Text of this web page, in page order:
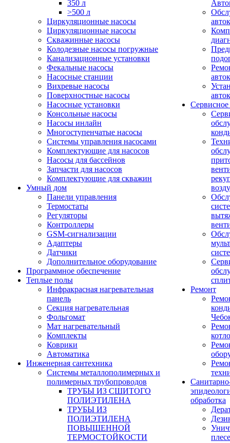
350 л
>500 л
Циркуляционные насосы
Циркуляционные насосы
Скважинные насосы
Колодезные насосы погружные
Канализационные установки
Фекальные насосы
Насосные станции
Вихревые насосы
Поверхностные насосы
Насосные установки
Консольные насосы
Насосы инлайн
Многоступенчатые насосы
Системы управления насосами
Комплектующие для насосов
Насосы для бассейнов
Запчасти для насосов
Комплектующие для скважин
Умный дом
Панели управления
Термостаты
Регуляторы
Контроллеры
GSM-сигнализации
Адаптеры
Датчики
Дополнительное оборудование
Программное обеспечение
Теплые полы
Инфракрасная нагревательная
панель
Секция нагревательная
Фольгомат
Мат нагревательный
Комплекты
Коврики
Автоматика
Инженерная сантехника
Системы металлополимерных и
полимерных трубопроводов
ТРУБЫ ИЗ СШИТОГО
ПОЛИЭТИЛЕНА
ТРУБЫ ИЗ
ПОЛИЭТИЛЕНА
ПОВЫШЕННОЙ
ТЕРМОСТОЙКОСТИ
Ремонт
обработка